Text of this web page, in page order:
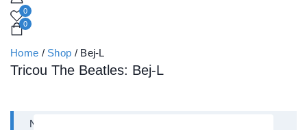
0
0
Home / Shop / Bej-L
Tricou The Beatles: Bej-L
Nu a fost găsit niciun produs care să se potrivească